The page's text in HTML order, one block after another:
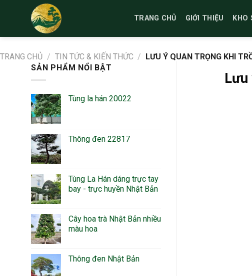
TRANG CHỦ GIỚI THIỆU KHO
TRANG CHỦ / TIN TỨC & KIẾN THỨC / LƯU Ý QUAN TRỌNG KHI
SẢN PHẨM NỔI BẬT
Tùng la hán 20022
Thông đen 22817
Tùng La Hán dáng trực tay
bay - trực huyền Nhật Bản
Cây hoa trà Nhật Bản nhiều
màu hoa
Thông đen Nhật Bản
Lưu